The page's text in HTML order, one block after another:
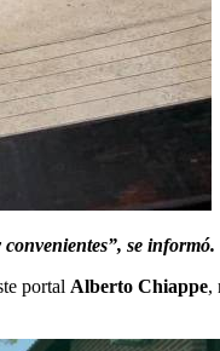
se informó.
portal Alberto Chiappe,